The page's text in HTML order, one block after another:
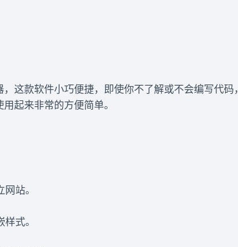
这款软件小巧便捷，即使你不了解或不会编写代
起来非常的方便简单。
站。
式。